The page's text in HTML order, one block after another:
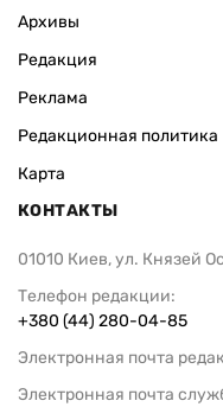
Архивы
Редакция
Реклама
Редакционная политика
Карта
КОНТАКТЫ
01010 Киев, ул. Князей
Телефон редакции:
+380 (44) 280-04-85
Электронная почта
Электронная почта